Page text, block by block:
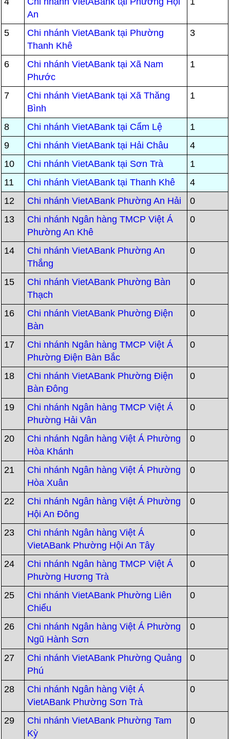
An
5
Chi nhánh VietABank tại Phường
Thanh Khê
3
6
Chi nhánh VietABank tại Xã Nam
Phước
1
7
Chi nhánh VietABank tại Xã Thăng
Bình
1
8 Chi nhánh VietABank tại Cẩm Lệ
1
9
Chi nhánh VietABank tại Hải Châu
4
10
Chi nhánh VietABank tại Sơn Trà
1
11
Chi nhánh VietABank tại Thanh Khê
4
12
Chi nhánh VietABank Phường An Hải
0
13
Chi nhánh Ngân hàng TMCP Việt Á
Phường An Khê
0
14
Chi nhánh VietABank Phường An
Thắng
0
15
Chi nhánh VietABank Phường Bàn
Thạch
0
16
Chi nhánh VietABank Phường Điện
Bàn
0
17
Chi nhánh Ngân hàng TMCP Việt Á
Phường Điện Bàn Bắc
0
18
Chi nhánh VietABank Phường Điện
Bàn Đông
0
19
Chi nhánh Ngân hàng TMCP Việt Á
Phường Hải Vân
0
20
Chi nhánh Ngân hàng Việt Á Phường
Hòa Khánh
0
21
Chi nhánh Ngân hàng Việt Á Phường
Hòa Xuân
0
22
Chi nhánh Ngân hàng Việt Á Phường
Hội An Đông
0
23
Chi nhánh Ngân hàng Việt Á
VietABank Phường Hội An Tây
0
24
Chi nhánh Ngân hàng TMCP Việt Á
Phường Hương Trà
0
25
Chi nhánh VietABank Phường Liên
Chiểu
0
26
Chi nhánh Ngân hàng Việt Á Phường
Ngũ Hành Sơn
0
27
Chi nhánh VietABank Phường Quảng
Phú
0
28
Chi nhánh Ngân hàng Việt Á
VietABank Phường Sơn Trà
0
29
Chi nhánh VietABank Phường Tam
Kỳ
0